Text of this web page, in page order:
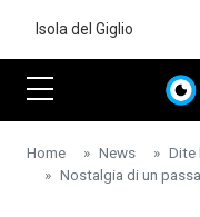
Isola del Giglio
Home News Dite
Nostalgia di un